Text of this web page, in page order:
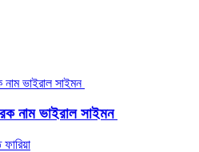
নাম ভাইরাল সাইমন